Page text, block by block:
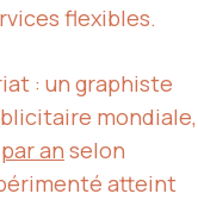
flexibles.
: un graphiste
mondiale,
an selon
atteint